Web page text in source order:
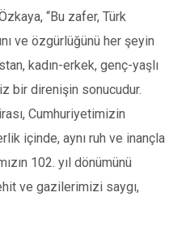
“Bu zafer, Türk
ve özgürlüğünü her şeyin
kadın-erkek, genç-yaşlı
bir direnişin sonucudur.
Cumhuriyetimizin
içinde, aynı ruh ve inançla
102. yıl dönümünü
ve gazilerimizi saygı,